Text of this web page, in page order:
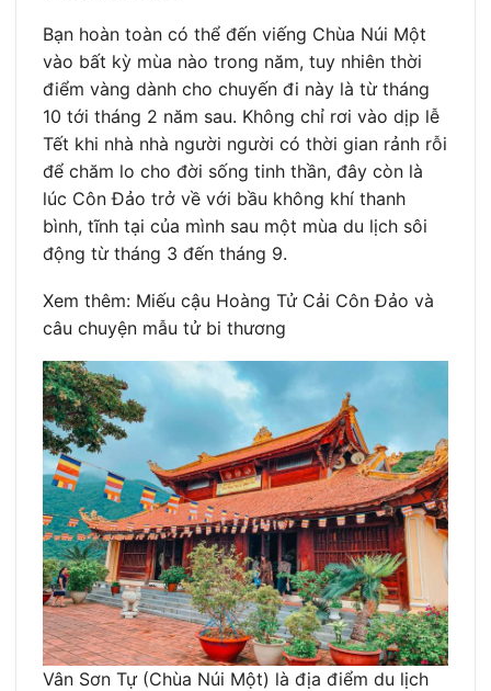
Bạn hoàn toàn có thể đến viếng Chùa Núi Một
vào bất kỳ mùa nào trong năm, tuy nhiên thời
điểm vàng dành cho chuyến đi này là từ tháng
10 tới tháng 2 năm sau. Không chỉ rơi vào dịp lễ
Tết khi nhà nhà người người có thời gian rảnh rỗi
để chăm lo cho đời sống tinh thần, đây còn là
lúc Côn Đảo trở về với bầu không khí thanh
bình, tĩnh tại của mình sau một mùa du lịch sôi
động từ tháng 3 đến tháng 9.
Xem thêm: Miếu cậu Hoàng Tử Cải Côn Đảo và
câu chuyện mẫu tử bi thương
Vân Sơn Tự (Chùa Núi Một) là địa điểm du lịch